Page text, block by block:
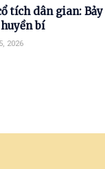
tích dân gian: Bảy
bí
2026